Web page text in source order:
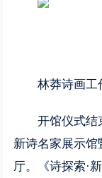
林莽诗画工
开馆仪式结
新诗名家展示馆
厅。《诗探索·